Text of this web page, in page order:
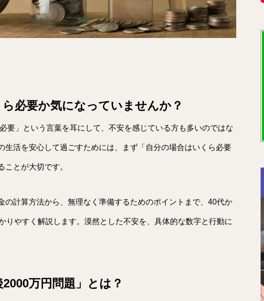
必要か気になっていませんか？
要」という言葉を耳にして、不安を感じている方も多いのではな
生活を安心して過ごすためには、まず「自分の場合はいくら必要
ことが大切です。
の計算方法から、無理なく準備するためのポイントまで、40代か
りやすく解説します。漠然とした不安を、具体的な数字と行動に
万円問題」とは？